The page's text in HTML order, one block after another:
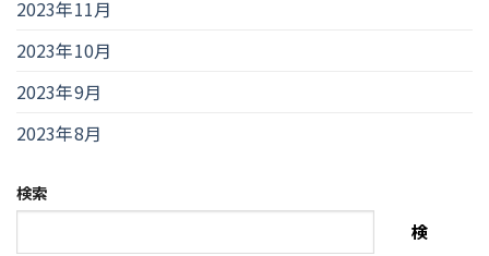
2023年11月
2023年10月
2023年9月
2023年8月
検索
検